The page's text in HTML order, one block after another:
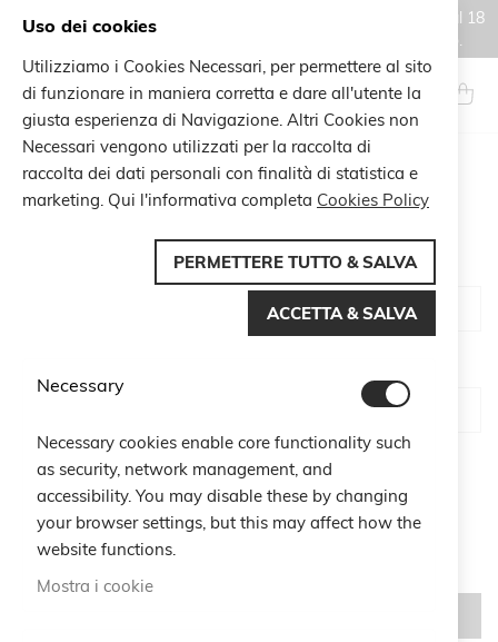
Gli ordini effettuati durante il periodo di chiusura estiva, dal 6 al 18
agosto, saranno processati e spediti a partire dal 19 agosto.
Salta
al
contenuto
Search
CUSTOMER LOGIN
Show Password
Uso dei cookies
Utilizziamo i Cookies Necessari, per permettere al sito
di funzionare in maniera corretta e dare all'utente la
giusta esperienza di Navigazione. Altri Cookies non
Necessari vengono utilizzati per la raccolta di
raccolta dei dati personali con finalità di statistica e
marketing. Qui l'informativa completa Cookies Policy
PERMETTERE TUTTO & SALVA
ACCETTA & SALVA
Necessary
Necessary cookies enable core functionality such
as security, network management, and
accessibility. You may disable these by changing
your browser settings, but this may affect how the
website functions.
Mostra i cookie